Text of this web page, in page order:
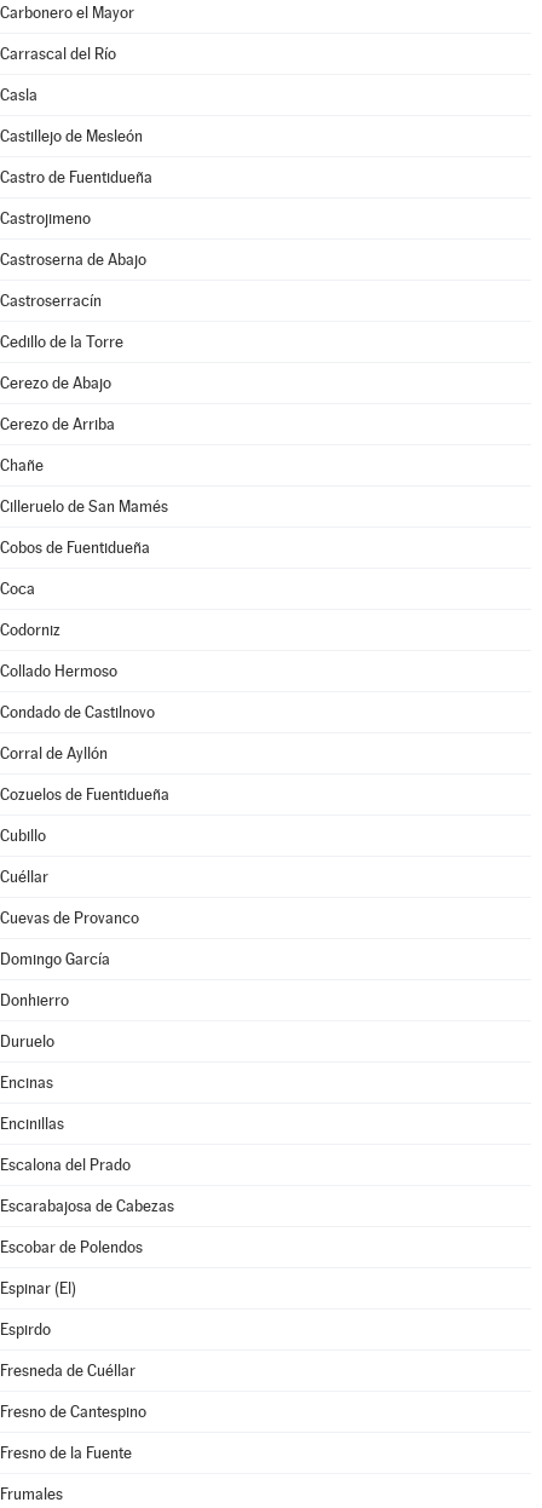
Carbonero el Mayor
Carrascal del Río
Casla
Castillejo de Mesleón
Castro de Fuentidueña
Castrojimeno
Castroserna de Abajo
Castroserracín
Cedillo de la Torre
Cerezo de Abajo
Cerezo de Arriba
Chañe
Cilleruelo de San Mamés
Cobos de Fuentidueña
Coca
Codorniz
Collado Hermoso
Condado de Castilnovo
Corral de Ayllón
Cozuelos de Fuentidueña
Cubillo
Cuéllar
Cuevas de Provanco
Domingo García
Donhierro
Duruelo
Encinas
Encinillas
Escalona del Prado
Escarabajosa de Cabezas
Escobar de Polendos
Espinar (El)
Espirdo
Fresneda de Cuéllar
Fresno de Cantespino
Fresno de la Fuente
Frumales